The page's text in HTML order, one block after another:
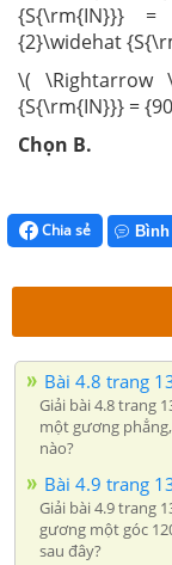
{S{\rm{IN}}}
{2}\widehat
\( \Rightarrow
{S{\rm{IN}}} =
Chọn B.
Chia sẻ
Bài 4.8 trang
Giải bài 4.8 trang
một gương
nào?
Bài 4.9 trang
Giải bài 4.9 trang
gương một góc
sau đây?